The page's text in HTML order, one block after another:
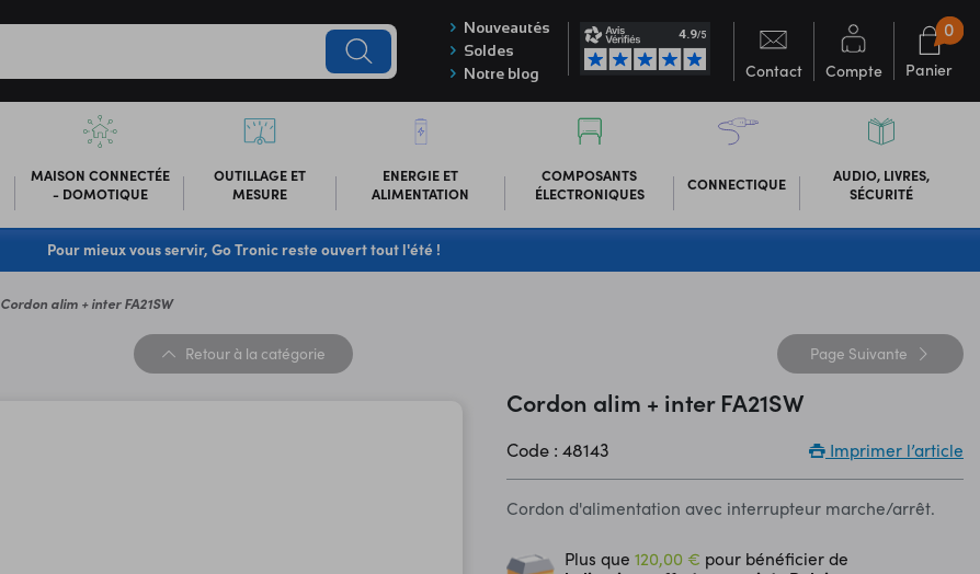
Nouveautés
Soldes
Notre blog
Contact Compte Panier
0
MAISON CONNECTÉE
- DOMOTIQUE
OUTILLAGE ET
MESURE
ENERGIE ET
ALIMENTATION
COMPOSANTS
ÉLECTRONIQUES
CONNECTIQUE
AUDIO, LIVRES,
SÉCURITÉ
Pour mieux vous servir, Go Tronic reste ouvert tout l'été !
Cordon alim + inter FA21SW
Retour à la catégorie Page Suivante
Cordon alim + inter FA21SW
Code : 48143 Imprimer l’article
Cordon d'alimentation avec interrupteur marche/arrêt.
Plus que120,00 € pour bénéficier de